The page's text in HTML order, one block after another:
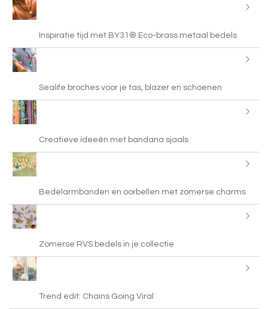
Inspiratie tijd met BY31® Eco-brass metaal bedels
Sealife broches voor je tas, blazer en schoenen
Creatieve ideeën met bandana sjaals
Bedelarmbanden en oorbellen met zomerse charms
Zomerse RVS bedels in je collectie
Trend edit: Chains Going Viral